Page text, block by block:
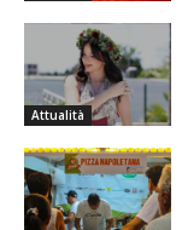
Attualità